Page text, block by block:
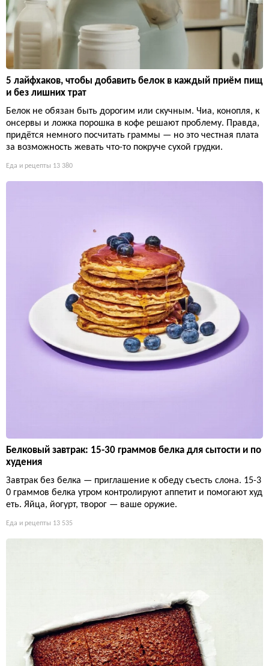
5 лайфхаков, чтобы добавить белок в каждый приём пищ
и без лишних трат
Белок не обязан быть дорогим или скучным. Чиа, конопля, к
онсервы и ложка порошка в кофе решают проблему. Правда,
придётся немного посчитать граммы — но это честная плата
за возможность жевать что-то покруче сухой грудки.
Еда и рецепты 13 380
Белковый завтрак: 15-30 граммов белка для сытости и по
худения
Завтрак без белка — приглашение к обеду съесть слона. 15-3
0 граммов белка утром контролируют аппетит и помогают худ
еть. Яйца, йогурт, творог — ваше оружие.
Еда и рецепты 13 535